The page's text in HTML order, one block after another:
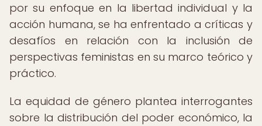
por su enfoque en la libertad individual y la
acción humana, se ha enfrentado a críticas y
desafíos en relación con la inclusión de
perspectivas feministas en su marco teórico y
práctico.
La equidad de género plantea interrogantes
sobre la distribución del poder económico, la